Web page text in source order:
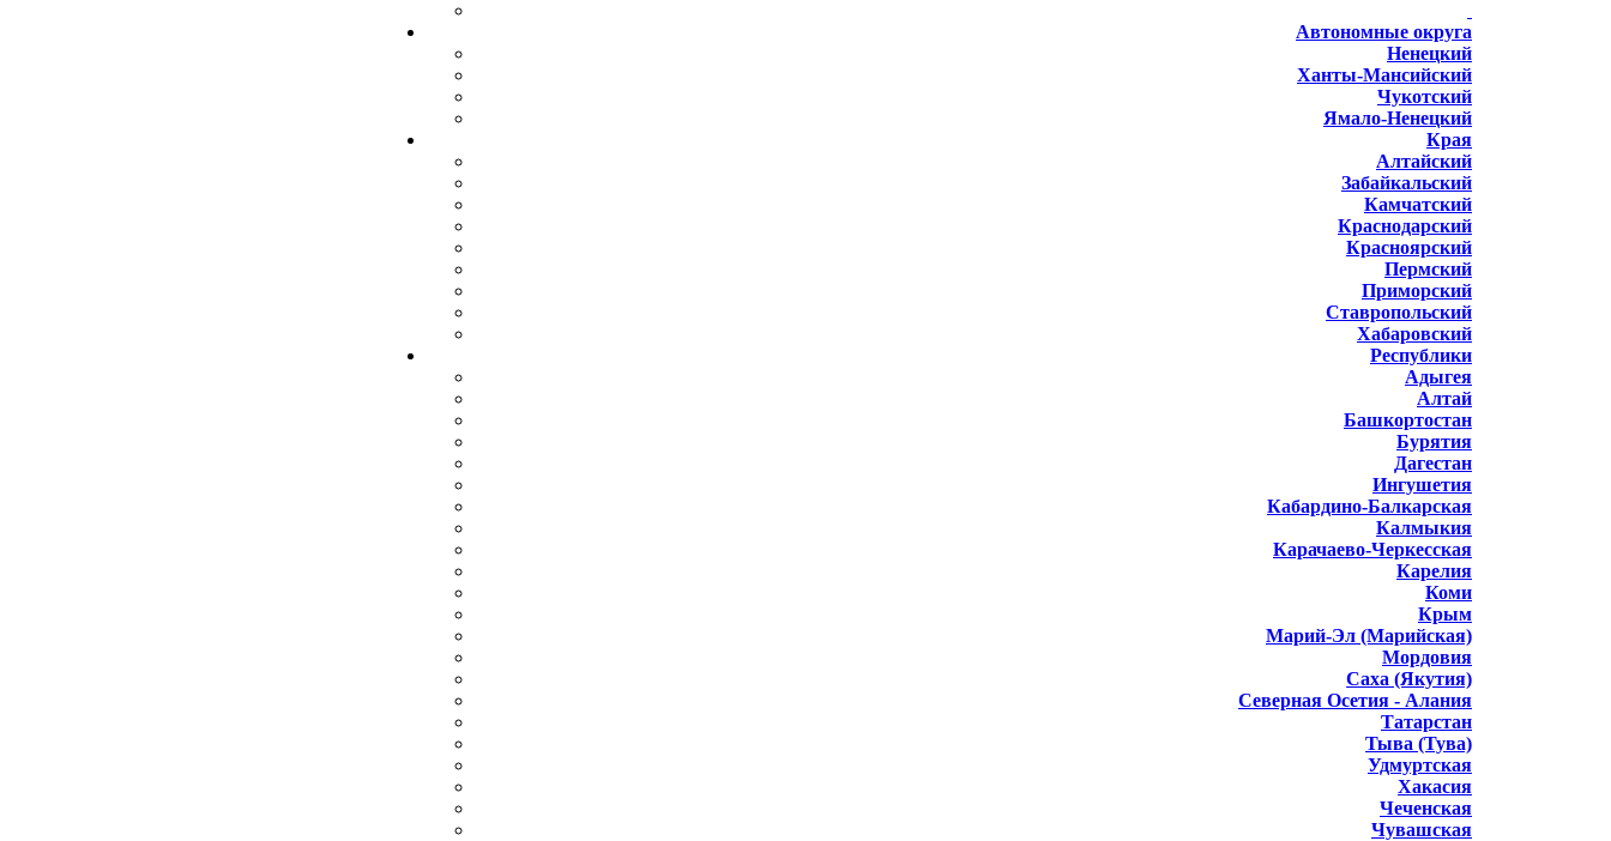
Автономные округа
Ненецкий
Ханты-Мансийский
Чукотский
Ямало-Ненецкий
Края
Алтайский
Забайкальский
Камчатский
Краснодарский
Красноярский
Пермский
Приморский
Ставропольский
Хабаровский
Республики
Адыгея
Алтай
Башкортостан
Бурятия
Дагестан
Ингушетия
Кабардино-Балкарская
Калмыкия
Карачаево-Черкесская
Карелия
Коми
Крым
Марий-Эл (Марийская)
Мордовия
Саха (Якутия)
Северная Осетия - Алания
Татарстан
Тыва (Тува)
Удмуртская
Хакасия
Чеченская
Чувашская